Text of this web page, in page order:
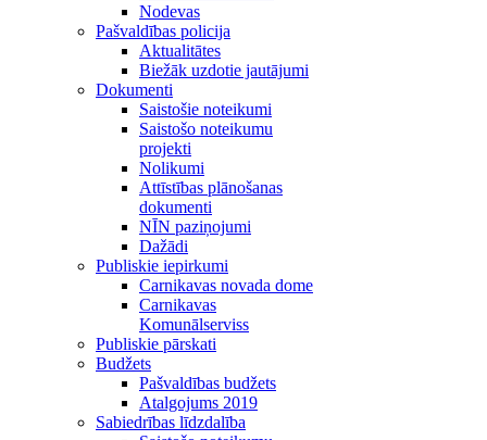
Nodevas
Pašvaldības policija
Aktualitātes
Biežāk uzdotie jautājumi
Dokumenti
Saistošie noteikumi
Saistošo noteikumu
projekti
Nolikumi
Attīstības plānošanas
dokumenti
NĪN paziņojumi
Dažādi
Publiskie iepirkumi
Carnikavas novada dome
Carnikavas
Komunālserviss
Publiskie pārskati
Budžets
Pašvaldības budžets
Atalgojums 2019
Sabiedrības līdzdalība